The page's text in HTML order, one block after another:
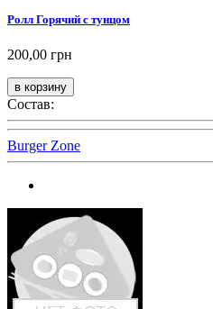
Ролл Горячий с тунцом
200,00 грн
Состав:
Burger Zone